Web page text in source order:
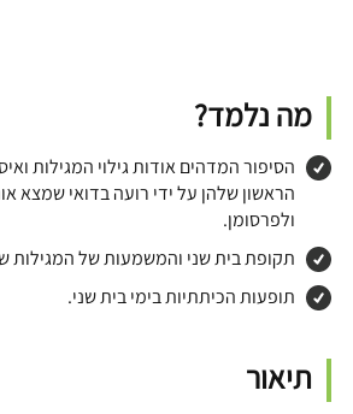
מה נלמד?
הסיפור המדהים אודות גילוי המגילות
הראשון שלהן על ידי רועה בדואי שמצא
ולפרסומן.
תקופת בית שני והמשמעות של המגילות
תופעות הכיתתיות בימי בית שני.
תיאור